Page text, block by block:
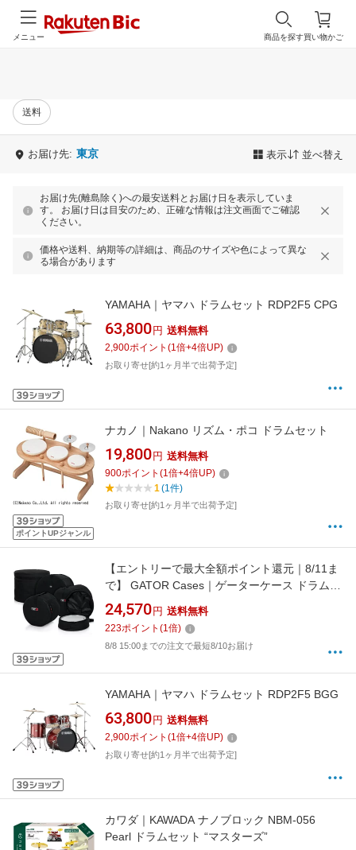
買い物かご
商品を探す
メニュー
送料
お届け先: 東京 表示 並べ替え
お届け先(離島除く)への最安送料とお届け日を表示していま
す。 お届け日は目安のため、正確な情報は注文画面でご確認
ください。
価格や送料、納期等の詳細は、商品のサイズや色によって異な
る場合があります
YAMAHA｜ヤマハ ドラムセット RDP2F5 CPG
63,800 円 送料無料
2,900ポイント (1倍+4倍UP)
お取り寄せ[約1ヶ月半で出荷予定]
ポイントUPジャンル
ナカノ｜Nakano リズム・ポコ ドラムセット
19,800 円 送料無料
900ポイント (1倍+4倍UP)
1(1件)
お取り寄せ[約1ヶ月半で出荷予定]
【エントリーで最大全額ポイント還元｜8/11ま
で】 GATOR Cases｜ゲーターケース ドラムケ
ース 5点セット GP-FUSION16
24,570 円 送料無料
223ポイント (1倍)
8/8 15:00までの注文で最短8/10お届け
YAMAHA｜ヤマハ ドラムセット RDP2F5 BGG
63,800 円 送料無料
2,900ポイント (1倍+4倍UP)
お取り寄せ[約1ヶ月半で出荷予定]
カワダ｜KAWADA ナノブロック NBM-056
Pearl ドラムセット “マスターズ”